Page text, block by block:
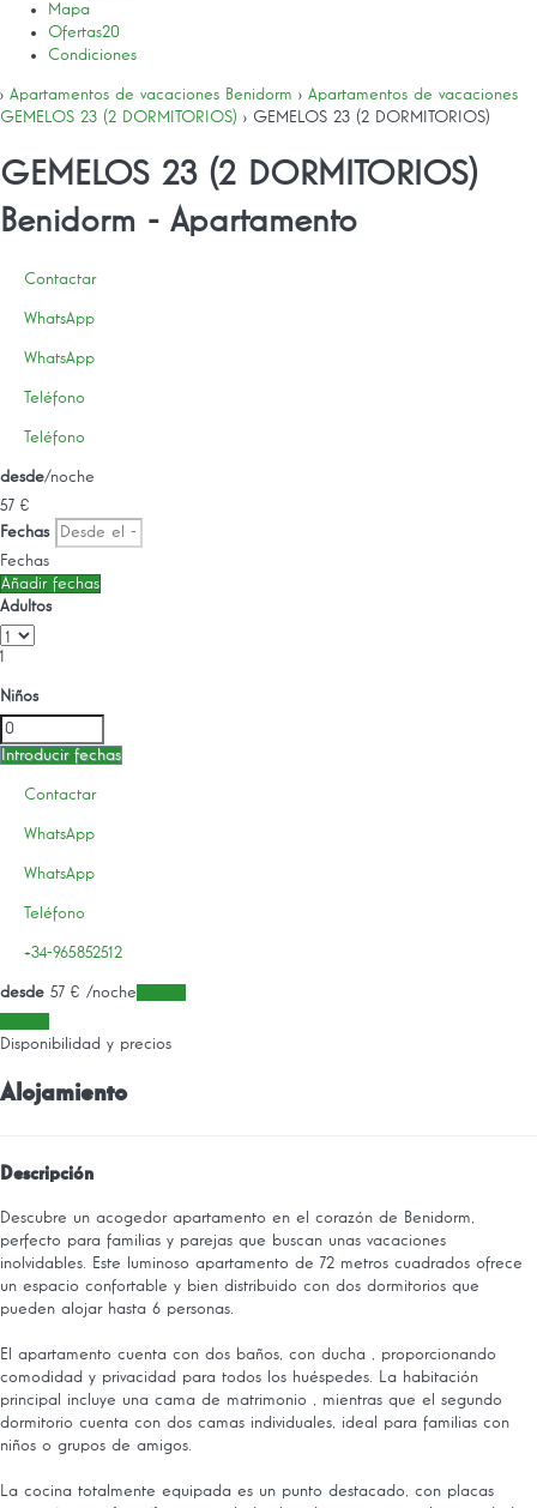
Mapa
Ofertas20
Condiciones
› Apartamentos de vacaciones Benidorm › Apartamentos de vacaciones
GEMELOS 23 (2 DORMITORIOS) › GEMELOS 23 (2 DORMITORIOS)
GEMELOS 23 (2 DORMITORIOS)
Benidorm - Apartamento
Contactar
WhatsApp
WhatsApp
Teléfono
Teléfono
desde/noche
57 €
Fechas
Fechas
Añadir fechas
Adultos
1
Niños
Introducir fechas
Contactar
WhatsApp
WhatsApp
Teléfono
+34-965852512
desde 57 € /noche
Disponibilidad y precios
Alojamiento
Descripción
Descubre un acogedor apartamento en el corazón de Benidorm,
perfecto para familias y parejas que buscan unas vacaciones
inolvidables. Este luminoso apartamento de 72 metros cuadrados ofrece
un espacio confortable y bien distribuido con dos dormitorios que
pueden alojar hasta 6 personas.
El apartamento cuenta con dos baños, con ducha , proporcionando
comodidad y privacidad para todos los huéspedes. La habitación
principal incluye una cama de matrimonio , mientras que el segundo
dormitorio cuenta con dos camas individuales, ideal para familias con
niños o grupos de amigos.
La cocina totalmente equipada es un punto destacado, con placas